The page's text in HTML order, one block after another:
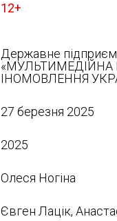
12+
Державне
ІНОМОВЛЕННЯ
27 березня 2025
2025
Олеся Ногіна
Євген Лацік,